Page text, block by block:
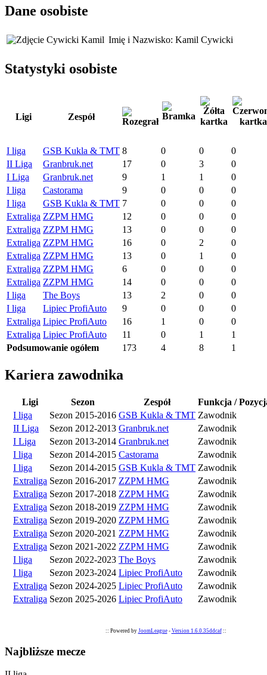
Dane osobiste
Imię i Nazwisko: Kamil Cywicki
Statystyki osobiste
Ligi Zespół
I liga GSB Kukla & TMT 8 0 0
0
II Liga
Granbruk.net 17 0 3
0
I Liga
Granbruk.net 9 1 1
0
I liga
Castorama 9 0 0
0
I liga
GSB Kukla & TMT 7 0 0
0
Extraliga ZZPM HMG 12 0 0
0
Extraliga ZZPM HMG 13 0 0
0
Extraliga ZZPM HMG 16 0 2
0
Extraliga ZZPM HMG 13 0 1
0
Extraliga ZZPM HMG 6 0 0
0
Extraliga ZZPM HMG 14 0 0
0
I liga
The Boys 13 2 0
0
I liga
Lipiec ProfiAuto 9 0 0
0
Extraliga Lipiec ProfiAuto 16 1 0
0
Extraliga Lipiec ProfiAuto 11 0 1
1
Podsumowanie ogółem
173 4 8 1
Kariera zawodnika
Ligi Sezon Zespół
Funkcja /
I liga
Sezon 2015-2016 GSB Kukla & TMT Zawodnik
II Liga
Sezon 2012-2013 Granbruk.net
Zawodnik
I Liga
Sezon 2013-2014 Granbruk.net
Zawodnik
I liga
Sezon 2014-2015 Castorama
Zawodnik
I liga
Sezon 2014-2015 GSB Kukla & TMT Zawodnik
Extraliga Sezon 2016-2017 ZZPM HMG
Zawodnik
Extraliga Sezon 2017-2018 ZZPM HMG
Zawodnik
Extraliga Sezon 2018-2019 ZZPM HMG
Zawodnik
Extraliga Sezon 2019-2020 ZZPM HMG
Zawodnik
Extraliga Sezon 2020-2021 ZZPM HMG
Zawodnik
Extraliga Sezon 2021-2022 ZZPM HMG
Zawodnik
I liga
Sezon 2022-2023 The Boys
Zawodnik
I liga
Sezon 2023-2024 Lipiec ProfiAuto
Zawodnik
Extraliga Sezon 2024-2025 Lipiec ProfiAuto
Zawodnik
Extraliga Sezon 2025-2026 Lipiec ProfiAuto Zawodnik
:: Powered by JoomLeague- Version 1.6.0.35ddcaf::
Najbliższe mecze